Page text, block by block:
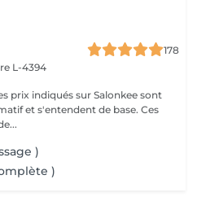
178
L-4394
prix indiqués sur Salonkee sont
et s'entendent de base. Ces
)
)